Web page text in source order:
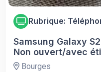
Rubrique:
Samsung Galaxy
Non ouvert/avec
Bourges